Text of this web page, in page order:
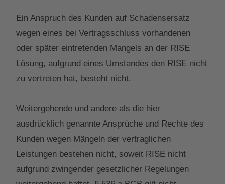
Ein Anspruch des Kunden auf Schadensersatz
wegen eines bei Vertragsschluss vorhandenen
oder später eintretenden Mangels an der RISE
Lösung, aufgrund eines Umstandes den RISE nicht
zu vertreten hat, besteht nicht.
Weitergehende und andere als die hier
ausdrücklich genannte Ansprüche und Rechte des
Kunden wegen Mängeln der vertraglichen
Leistungen bestehen nicht, soweit RISE nicht
aufgrund zwingender gesetzlicher Regelungen